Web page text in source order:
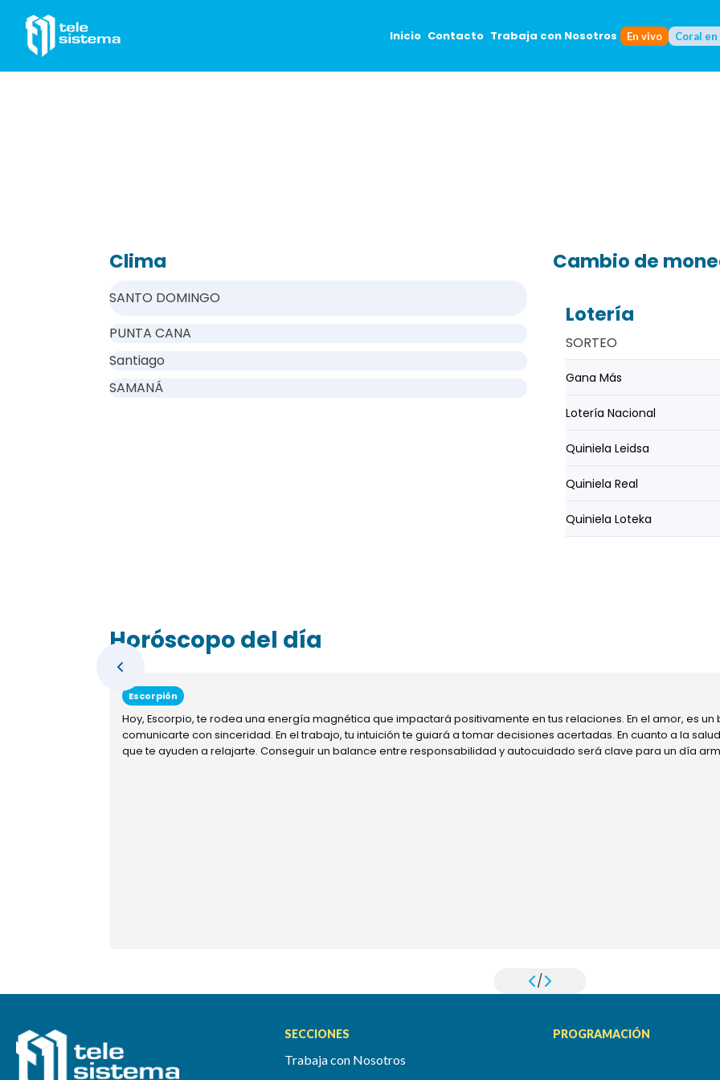
Inicio Contacto Trabaja con Nosotros En vivo Coral
Clima
SANTO DOMINGO
PUNTA CANA
Santiago
SAMANÁ
Cambio de
Lotería
SORTEO
Gana Más
Lotería Nacional
Quiniela Leidsa
Quiniela Real
Quiniela Loteka
Horóscopo del día
Escorpión
Hoy, Escorpio, te rodea una energía magnética que impactará positivamente en tus relaciones. En el amor, es
comunicarte con sinceridad. En el trabajo, tu intuición te guiará a tomar decisiones acertadas. En cuanto a la
que te ayuden a relajarte. Conseguir un balance entre responsabilidad y autocuidado será clave para un día
/
SECCIONES
Trabaja con Nosotros
PROGRAMACIÓN